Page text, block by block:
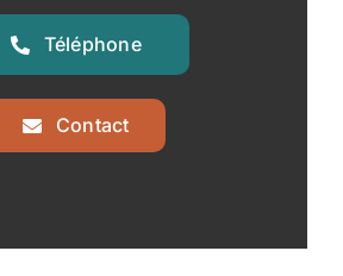
Téléphone
Contact